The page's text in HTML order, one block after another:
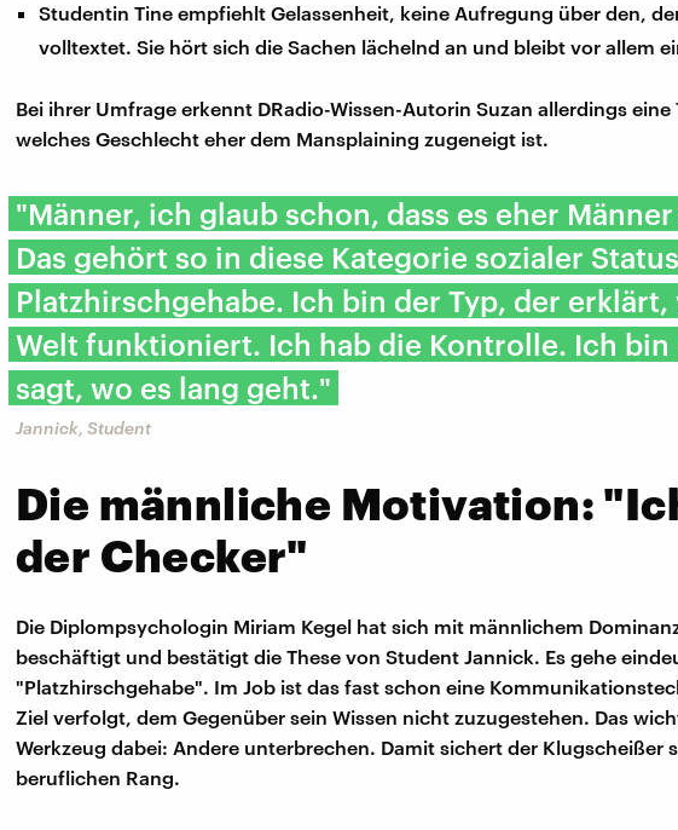
Studentin Tine empfiehlt Gelassenheit, keine Aufregung über den,
volltextet. Sie hört sich die Sachen lächelnd an und bleibt vor allem
Bei ihrer Umfrage erkennt DRadio-Wissen-Autorin Suzan allerdings eine
welches Geschlecht eher dem Mansplaining zugeneigt ist.
"Männer, ich glaub schon, dass es eher
Das gehört so in diese Kategorie sozialer
Platzhirschgehabe. Ich bin der Typ, der erklärt,
Welt funktioniert. Ich hab die Kontrolle. Ich bin
sagt, wo es lang geht."
Jannick, Student
Die männliche Motivation:
der Checker"
Die Diplompsychologin Miriam Kegel hat sich mit männlichem
beschäftigt und bestätigt die These von Student Jannick. Es gehe
"Platzhirschgehabe". Im Job ist das fast schon eine
Ziel verfolgt, dem Gegenüber sein Wissen nicht zuzugestehen. Das
Werkzeug dabei: Andere unterbrechen. Damit sichert der Klugscheißer
beruflichen Rang.